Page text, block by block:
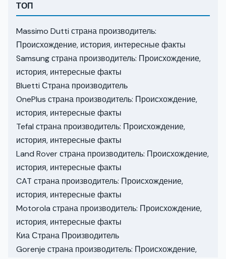
ТОП
Massimo Dutti страна производитель:
Происхождение, история, интересные факты
Samsung страна производитель: Происхождение,
история, интересные факты
Bluetti Страна производитель
OnePlus страна производитель: Происхождение,
история, интересные факты
Tefal страна производитель: Происхождение,
история, интересные факты
Land Rover страна производитель: Происхождение,
история, интересные факты
CAT страна производитель: Происхождение,
история, интересные факты
Motorola страна производитель: Происхождение,
история, интересные факты
Киа Страна Производитель
Gorenje страна производитель: Происхождение,